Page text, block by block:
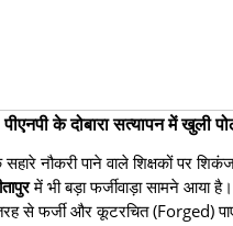
के दोबारा सत्यापन में खुली
नौकरी पाने वाले शिक्षकों पर
में भी बड़ा फर्जीवाड़ा सामने आया
तरह से फर्जी और कूटरचित (Forged)